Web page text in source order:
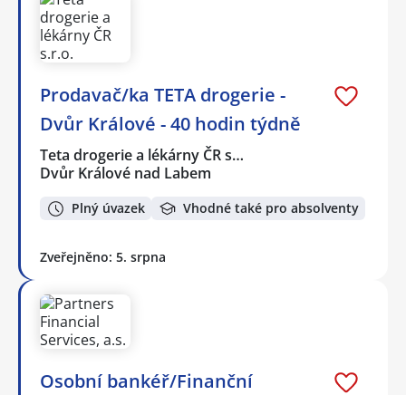
Prodavač/ka TETA drogerie -
Dvůr Králové - 40 hodin týdně
Teta drogerie a lékárny ČR s…
Dvůr Králové nad Labem
Plný úvazek Vhodné také pro absolventy
Zveřejněno: 5. srpna
Osobní bankéř/Finanční